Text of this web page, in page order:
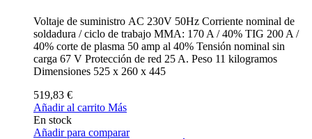
Voltaje de suministro AC 230V 50Hz Corriente nominal de
soldadura / ciclo de trabajo MMA: 170 A / 40% TIG 200 A /
40% corte de plasma 50 amp al 40% Tensión nominal sin
carga 67 V Protección de red 25 A. Peso 11 kilogramos
Dimensiones 525 x 260 x 445
519,83 €
Añadir al carrito Más
En stock
Añadir para comparar